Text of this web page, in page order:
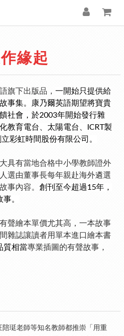
緣起
旗下出版品， 一開始只提供給
事集。
康乃爾英語期望將寶貴
社會，於2003年開始發行雜
教育電台、太陽電台、ICRT製
彩虹時間股份有限公司。
具有當地合格中小學教師證外
選由董事長每年親赴海外遴選
事內容。 創刊至今超過15年，
。
聲繪本單價尤其高，一本故事
雜誌讓讀者用單本進口繪本書
質相當專業插圖的有聲故事，
珽老師等知名教師都推崇「用重